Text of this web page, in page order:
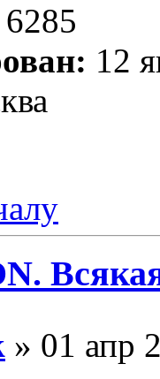
6285
12
» 01 апр